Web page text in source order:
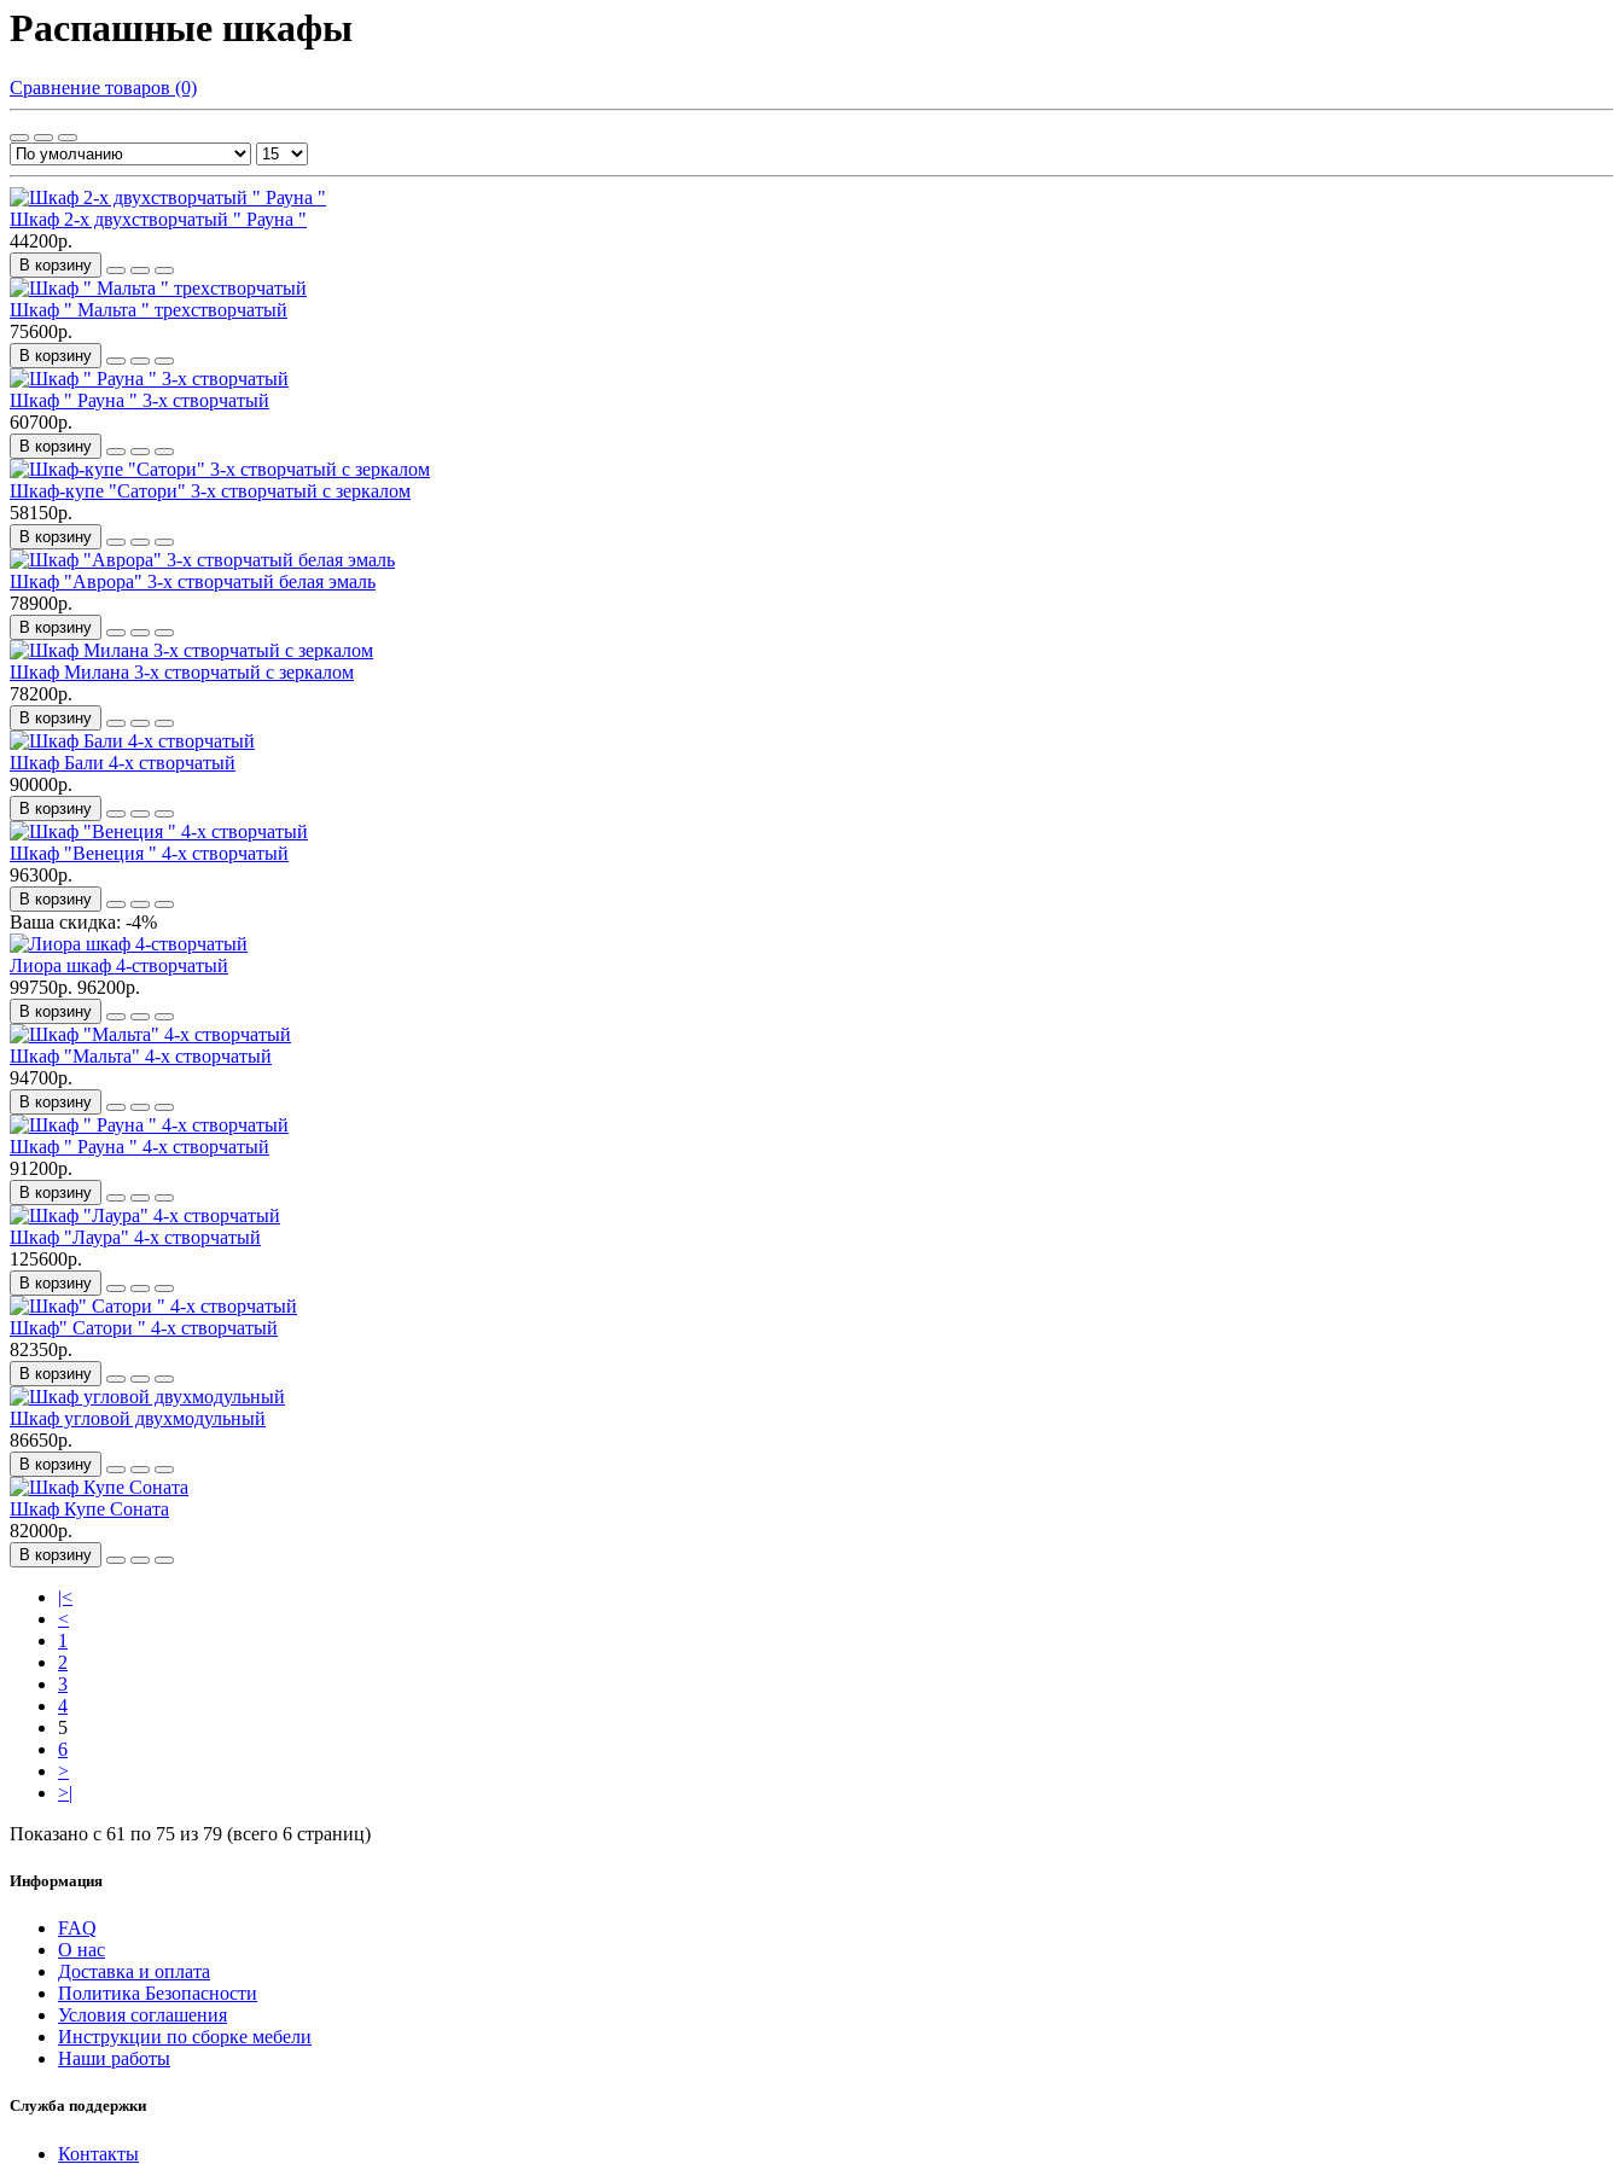
Распашные шкафы
Сравнение товаров (0)
Шкаф 2-х двухстворчатый " Рауна "
44200р.
В корзину
Шкаф " Мальта " трехстворчатый
75600р.
В корзину
Шкаф " Рауна " 3-х створчатый
60700р.
В корзину
Шкаф-купе "Сатори" 3-х створчатый с зеркалом
58150р.
В корзину
Шкаф "Аврора" 3-х створчатый белая эмаль
78900р.
В корзину
Шкаф Милана 3-х створчатый с зеркалом
78200р.
В корзину
Шкаф Бали 4-х створчатый
90000р.
В корзину
Шкаф "Венеция " 4-х створчатый
96300р.
В корзину
Ваша скидка: -4%
Лиора шкаф 4-створчатый
99750р. 96200р.
В корзину
Шкаф "Мальта" 4-х створчатый
94700р.
В корзину
Шкаф " Рауна " 4-х створчатый
91200р.
В корзину
Шкаф "Лаура" 4-х створчатый
125600р.
В корзину
Шкаф" Сатори " 4-х створчатый
82350р.
В корзину
Шкаф угловой двухмодульный
86650р.
В корзину
Шкаф Купе Соната
82000р.
В корзину
|<
<
1
2
3
4
5
6
>
>|
Показано с 61 по 75 из 79 (всего 6 страниц)
Информация
FAQ
О нас
Доставка и оплата
Политика Безопасности
Условия соглашения
Инструкции по сборке мебели
Наши работы
Служба поддержки
Контакты